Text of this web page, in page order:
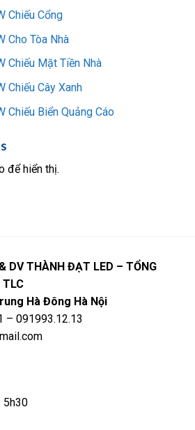
Chiếu Cổng
Cho Tòa Nhà
Chiếu Mặt Tiền Nhà
Chiếu Cây Xanh
Chiếu Biển Quảng Cáo
để hiển thị.
DV THÀNH ĐẠT LED – TỔNG
TLC
Hà Đông Hà Nội
– 091993.12.13
5h30